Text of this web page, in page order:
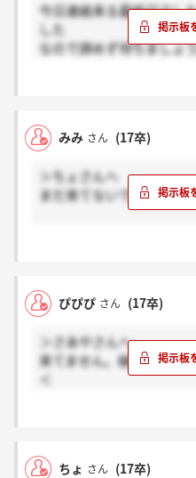
今日連絡来る最終日でし
した
なので諦めず待ちましょ
みみ さん (17卒)
＞ちょさんへ
まだ来てないです。今日
ぴぴぴ さん (17卒)
＞さあやさんへ
来てません。縁がなかっ
＜
思ってます。。
ちょ さん (17卒)